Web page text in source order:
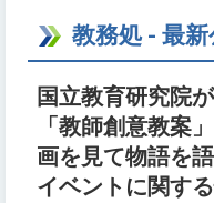
教務処 - 最
国立教育研究院
「教師創意教案
画を見て物語を
イベントに関す